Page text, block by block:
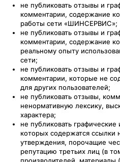
не публиковать отзывы и
комментарии, содержание
работы сети «ШИНСЕРВИС»;
не публиковать отзывы и
комментарии, содержание
реальному опыту
сети;
не публиковать отзывы и
комментарии, которые не
для других пользователей;
не публиковать отзывы,
ненормативную лексику,
характера;
не публиковать
которых содержатся ссылки
утверждения, порочащие
репутацию третьих лиц (в